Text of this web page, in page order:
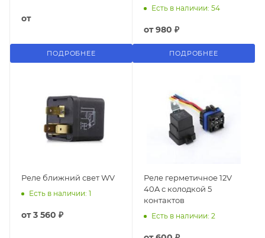
от
ПОДРОБНЕЕ
/ Focus 1998-2025 /
Есть в наличии: 54
от980 ₽
ПОДРОБНЕЕ
Реле ближний свет WV
Есть в наличии: 1
от3 560 ₽
Реле герметичное 12V
40A с колодкой 5
контактов
Есть в наличии: 2